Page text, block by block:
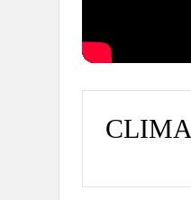
CLIMA